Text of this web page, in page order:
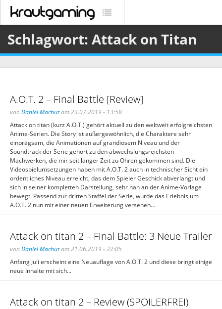
Schlagwort: Attack on Titan
A.O.T. 2 – Final Battle [Review]
von Daniel Machutam 23.07.2019 - 13:58
Attack on titan (kurz A.O.T.) gehört aktuell zu den weltweit erfolgreichsten
Anime-Serien. Die Story ist außergewöhnlich, die Charaktere sehr
einprägsam, die Animationen auf grandiosem Niveau und der
Soundtrack der Serie gehört zu den abwechslungsreichsten
Machwerken, die mir seit langer Zeit zu Ohren gekommen sind. Die
Videospielumsetzungen haben mit A.O.T. 2 auch in technischer Sicht ein
ordentliches Niveau erreicht, das dem Spieler Geschick abverlangt und
sich in seiner kompletten Darstellung, sehr nah an der Anime-Vorlage
bewegt. Passend zur dritten Staffel der Serie, wurde das Erlebnis um
A.O.T. 2 nun mit einer neuen Erweiterung versehen...
Attack on titan 2 – Final Battle: 3 Neue Trailer
von Daniel Machutam 21.06.2019 - 22:05
Anfang Juli erscheint eine Neuauflage von A.O.T. 2 und diese bringt einige
neue Inhalte mit sich...
Attack on titan 2 – Review (SPOILERFREI)